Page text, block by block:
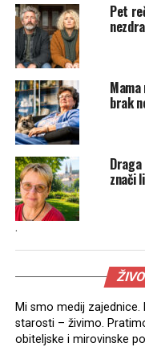
Pet
Mama
brak
znači
.
Mi smo medij
starosti – živimo.
obiteljske i mirovinske